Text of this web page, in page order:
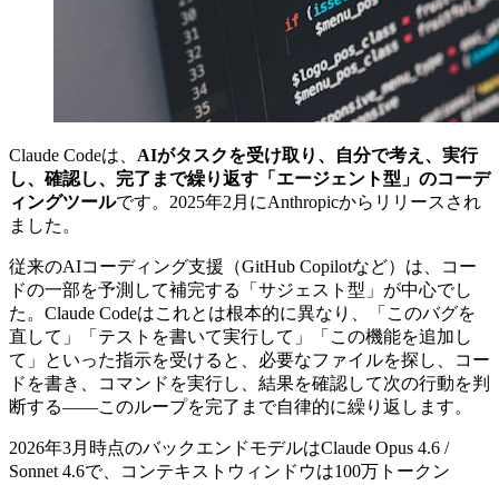
Claude Codeは、 AIがタスクを受け取り、自分で考え、実行
し、確認し、完了まで繰り返す「エージェント型」のコーデ
ィングツールです。2025年2月にAnthropicからリリースされ
ました。
従来のAIコーディング支援（GitHub Copilotなど）は、コー
ドの一部を予測して補完する「サジェスト型」が中心でし
た。Claude Codeはこれとは根本的に異なり、「このバグを
直して」「テストを書いて実行して」「この機能を追加し
て」といった指示を受けると、必要なファイルを探し、コー
ドを書き、コマンドを実行し、結果を確認して次の行動を判
断する――このループを完了まで自律的に繰り返します。
2026年3月時点のバックエンドモデルはClaude Opus 4.6 /
Sonnet 4.6で、コンテキストウィンドウは100万トークン